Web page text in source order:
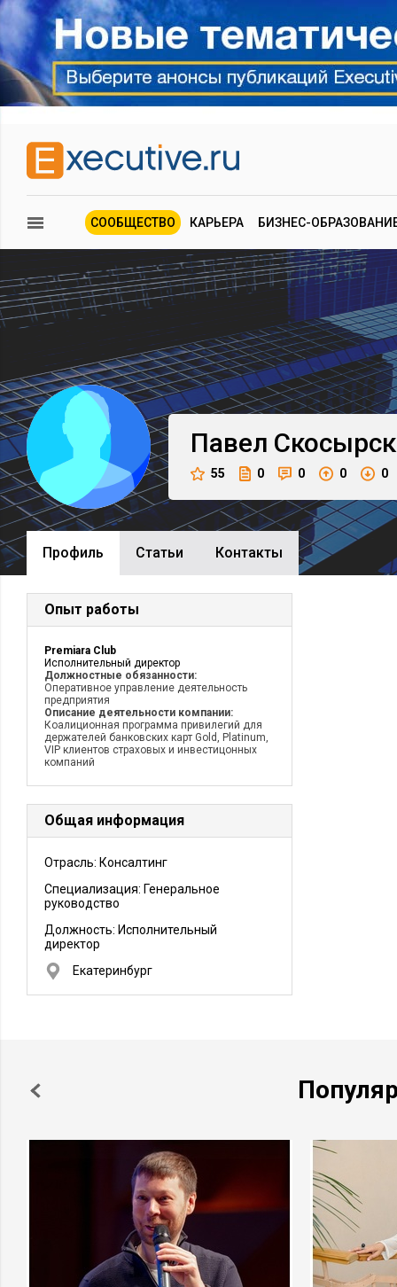
СООБЩЕСТВО КАРЬЕРА БИЗНЕС-
Павел
55 0 0 0 0
Профиль Cтатьи Контакты
Опыт работы
Premiara Club
Исполнительный директор
Должностные обязанности:
Оперативное управление деятельность
предприятия
Описание деятельности компании:
Коалиционная программа привилегий для
держателей банковских карт Gold, Platinum,
VIP клиентов страховых и инвестицонных
компаний
Общая информация
Отрасль: Консалтинг
Специализация: Генеральное
руководство
Должность: Исполнительный
директор
Екатеринбург